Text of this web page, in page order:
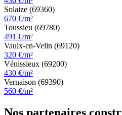
Solaize (69360)
670 €/m²
Toussieu (69780)
491 €/m²
Vaulx-en-Velin (69120)
320 €/m²
Vénissieux (69200)
430 €/m²
Vernaison (69390)
560 €/m²
Nos partenaires